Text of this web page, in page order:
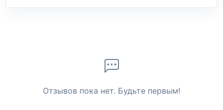
Отзывов пока нет. Будьте первым!